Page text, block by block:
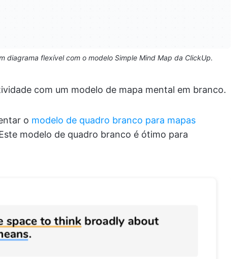
diagrama flexível com o modelo Simple Mind Map da ClickUp.
com um modelo de mapa mental em branco.
o modelo de quadro branco para mapas
modelo de quadro branco é ótimo para